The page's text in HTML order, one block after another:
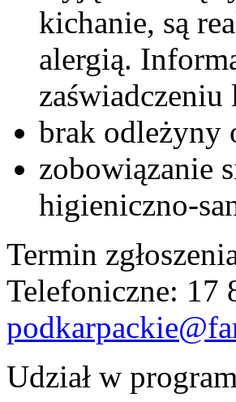
kichanie, są
alergią.
brak odleżyny
zobowiązanie
higieniczno-
Termin
Telefoniczne: 17
Udział w